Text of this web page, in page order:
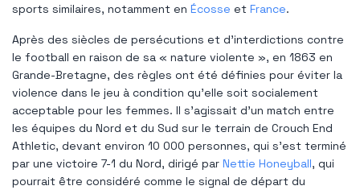
sports similaires, notamment en Écosse et France.
Après des siècles de persécutions et d'interdictions contre
le football en raison de sa « nature violente », en 1863 en
Grande-Bretagne, des règles ont été définies pour éviter la
violence dans le jeu à condition qu'elle soit socialement
acceptable pour les femmes. Il s'agissait d'un match entre
les équipes du Nord et du Sud sur le terrain de Crouch End
Athletic, devant environ 10 000 personnes, qui s'est terminé
par une victoire 7-1 du Nord, dirigé par Nettie Honeyball, qui
pourrait être considéré comme le signal de départ du